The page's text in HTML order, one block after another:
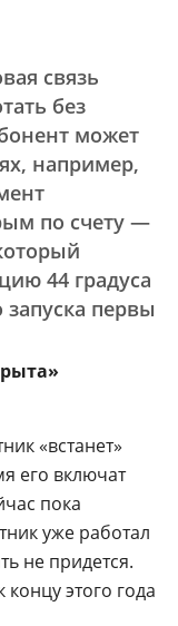
связь
без
может
например,
по счету —
44 градуса
первы
«встанет»
его включат
пока
уже работал
не придется.
этого года 